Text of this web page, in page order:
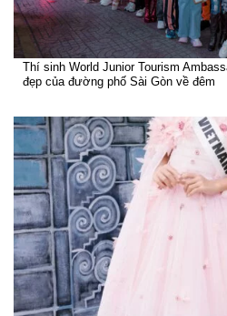
Thí sinh World Junior Tourism
đẹp của đường phố Sài Gòn về đêm